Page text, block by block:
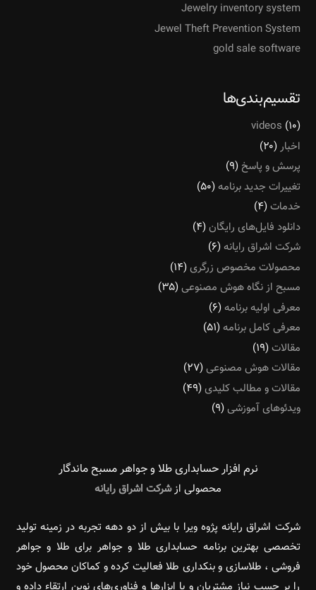
Jewelry inventory system
Jewel Theft Prevention System
gold sale software
تقسیم‌بندی‌ها
videos (۱۰)
اخبار (۲۰)
پرسش و پاسخ (۹)
تغییرات جدید برنامه (۵۰)
خدمات(۴)
دانلود فایل‌های رایگان(۴)
شرکت اشراق رایانه (۶)
محصولات مخصوص زرگری(۱۴)
مسبح از نگاه هوش مصنوعی(۳۵)
معرفی اولیه برنامه (۶)
معرفی کامل برنامه (۵۱)
مقالات(۱۹)
مقالات هوش مصنوعی(۲۷)
مقالات و مطالب کلیدی(۴۹)
ویدئوهای آموزشی(۹)
نرم افزار حسابداری طلا و جواهر مسبح ماندگار‌
محصولی ازشرکت اشراق رایانه
شرکت اشراق رایانه پژوه ویرا با بیش از دو دهه تجربه در زمینه تولید
تخصصی بهترین برنامه حسابداری طلا و جواهر برای طلا و جواهر
فروشی ، طلاسازی و بنکداری طلا فعالیت کرده و کماکان محصول خود
را بر حسب نیاز مشتریان و با ابزارها و فناوری‌های نوین ارتقاء داده و